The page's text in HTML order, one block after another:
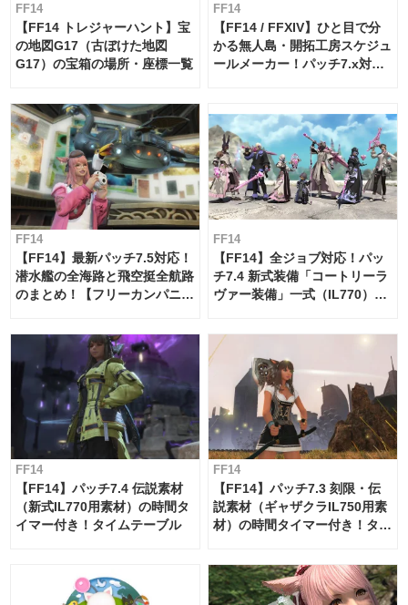
FF14
【FF14 トレジャーハント】宝
の地図G17（古ぼけた地図
G17）の宝箱の場所・座標一覧
FF14
【FF14 / FFXIV】ひと目で分
かる無人島・開拓工房スケジュ
ールメーカー！パッチ7.x対応
FF14
【FF14】最新パッチ7.5対応！
潜水艦の全海路と飛空挺全航路
のまとめ！【フリーカンパニ
FF14
【FF14】全ジョブ対応！パッ
チ7.4 新式装備「コートリーラ
ヴァー装備」一式（IL770）の
FF14
【FF14】パッチ7.4 伝説素材
（新式IL770用素材）の時間タ
イマー付き！タイムテーブル
FF14
【FF14】パッチ7.3 刻限・伝
説素材（ギャザクラIL750用素
材）の時間タイマー付き！タイ